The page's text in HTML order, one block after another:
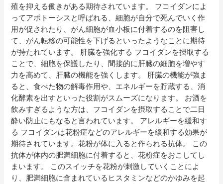
殖を抑える働きがある期待されています。 フコイダンによ
ってアポトーシスと呼ばれる、細胞が自分で死んでいく作
用が促されたり、がん細胞が血小板に付着するのを阻害し
て、がん転移の可能性を下げるといったようなことに期待
が持たれています。 肝臓を強化する フコイダンを摂取する
ことで、細胞を保護したり、間接的に肝臓の細胞を増やす
力を高めて、肝臓の機能を強くします。 肝臓の機能が強ま
ると、食べた物の解毒作用や、エネルギーを貯蔵する、消
化酵素を出すといった役割がスムーズになります。 お酒を
飲みすぎるような方は、フコイダンを摂取することで二日
酔い防止にもなると言われています。 アレルギーを緩和す
る フコイダンは花粉症などのアレルギーを緩和する効果が
期待されています。花粉が体に入ると作られる抗体。 この
抗体が体内の肥満細胞に付着すると、花粉症をおこしてし
まいます。 このスイッチを花粉が刺激していくことによ
り、肥満細胞に含まれているヒスタミンなどのかゆみを起